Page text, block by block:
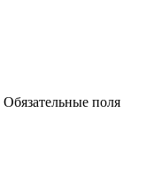
Обязательные поля